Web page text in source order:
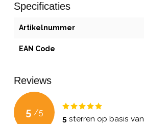
Specificaties
Artikelnummer
EAN Code
Reviews
5 /5
5 sterren op basis van